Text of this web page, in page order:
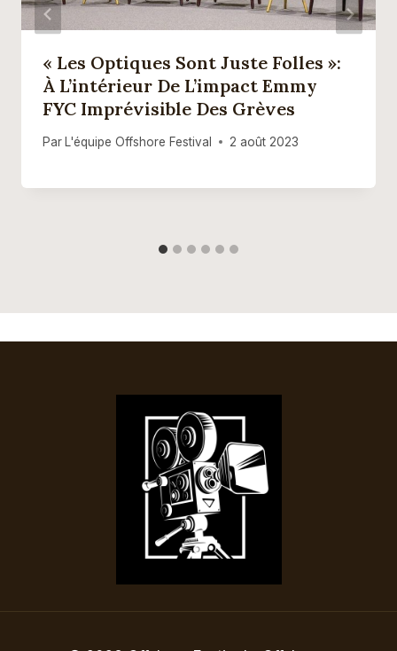
« Les Optiques Sont Juste Folles »:
À L’intérieur De L’impact Emmy
FYC Imprévisible Des Grèves
Par L'équipe Offshore Festival 2 août 2023